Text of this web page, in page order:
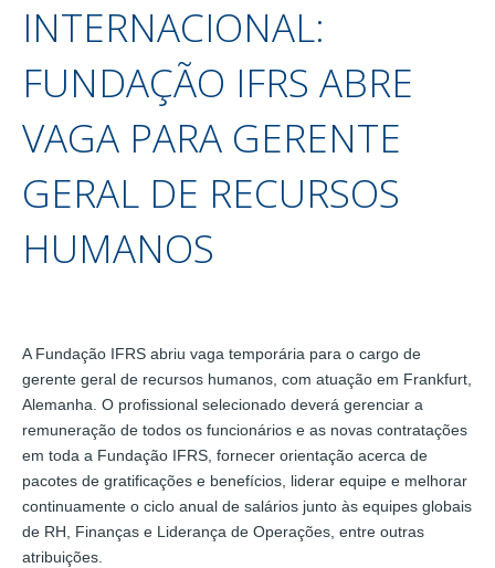
INTERNACIONAL:
FUNDAÇÃO IFRS ABRE
VAGA PARA GERENTE
GERAL DE RECURSOS
HUMANOS
A Fundação IFRS abriu vaga temporária para o cargo de
gerente geral de recursos humanos, com atuação em Frankfurt,
Alemanha. O profissional selecionado deverá gerenciar a
remuneração de todos os funcionários e as novas contratações
em toda a Fundação IFRS, fornecer orientação acerca de
pacotes de gratificações e benefícios, liderar equipe e melhorar
continuamente o ciclo anual de salários junto às equipes globais
de RH, Finanças e Liderança de Operações, entre outras
atribuições.